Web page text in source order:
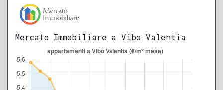
Mercato Immobiliare a Vibo Valentia